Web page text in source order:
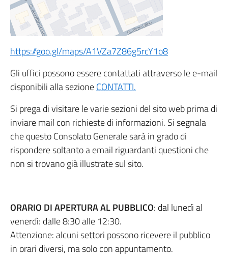
https://goo.gl/maps/A1VZa7Z86g5rcY1o8
Gli uffici possono essere contattati attraverso le e-mail
disponibili alla sezioneCONTATTI.
Si prega di visitare le varie sezioni del sito web prima di
inviare mail con richieste di informazioni. Si segnala
che questo Consolato Generale sarà in grado di
rispondere soltanto a email riguardanti questioni che
non si trovano già illustrate sul sito.
ORARIO DI APERTURA AL PUBBLICO: dal lunedì al
venerdì: dalle 8:30 alle 12:30.
Attenzione: alcuni settori possono ricevere il pubblico
in orari diversi, ma solo con appuntamento.